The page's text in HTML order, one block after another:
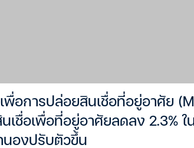
พื่อการปล่อยสินเชื่อที่อยู่อาศัย
เชื่อเพื่อที่อยู่อาศัยลดลง 2.3%
นองปรับตัวขึ้น